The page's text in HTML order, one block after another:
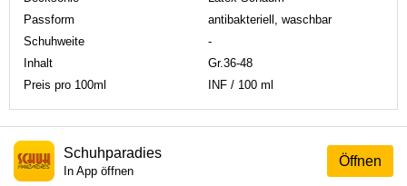
Passform
antibakteriell, waschbar
Schuhweite
-
Inhalt
Gr.36-48
Preis pro 100ml
INF / 100 ml
Öffnen
Schuhparadies
In App öffnen